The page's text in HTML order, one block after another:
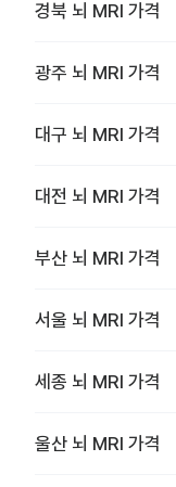
경북 뇌 MRI 가격
광주 뇌 MRI 가격
대구 뇌 MRI 가격
대전 뇌 MRI 가격
부산 뇌 MRI 가격
서울 뇌 MRI 가격
세종 뇌 MRI 가격
울산 뇌 MRI 가격